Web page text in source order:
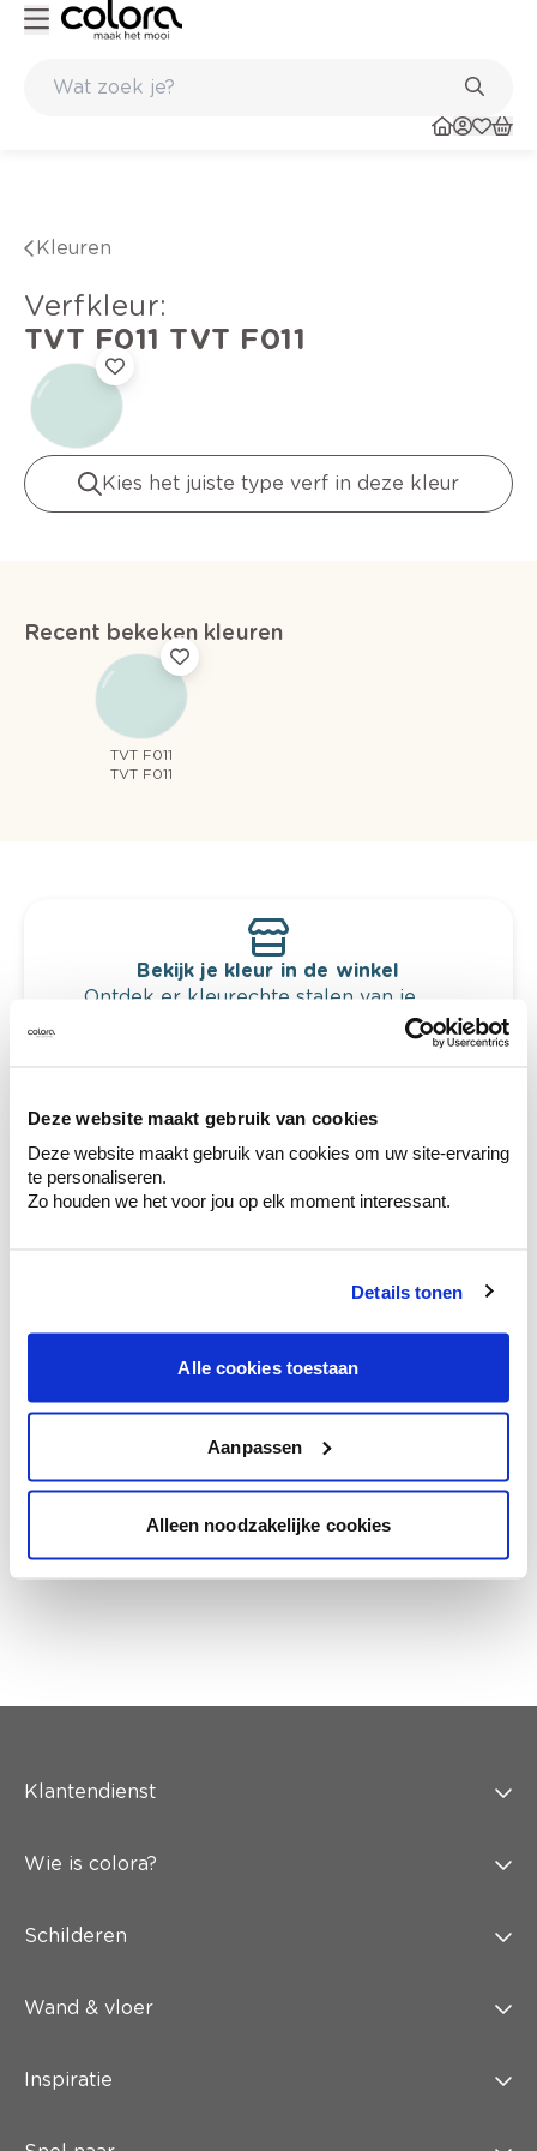
Deze website maakt gebruik van cookies
Deze website maakt gebruik van cookies om uw site-ervaring
te personaliseren.
Zo houden we het voor jou op elk moment interessant.
Details tonen
Alle cookies toestaan
Aanpassen
Alleen noodzakelijke cookies
Kleuren
verfkleur:
TVT F011 TVT F011
Kies het juiste type verf in deze kleur
Recent bekeken kleuren
TVT F011
TVT F011
Bekijk je kleur in de winkel
Ontdek er kleurechte stalen van je
Krijg persoonlijk advies om kleuren te
combineren.
Kleuradvies aan huis
en je meubels.
Krijg ineens een technologische check-up
van je muren.
Klantendienst
Wie is colora?
Schilderen
Wand & vloer
Inspiratie